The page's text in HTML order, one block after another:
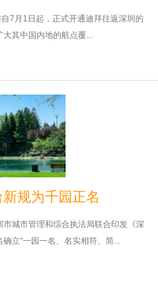
7月1日起，正式开通迪拜往返深圳的
其中国内地的航点覆...
新规为千园正名
城市管理和综合执法局联合印发《深
立“一园一名、名实相符、简...